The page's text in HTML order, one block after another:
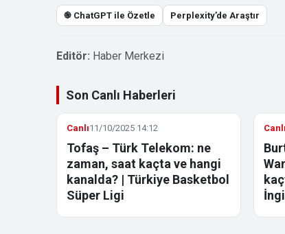
֎ ChatGPT ile Özetle Perplexity’de Araştır
Editör: Haber Merkezi
Son Canlı Haberleri
Canlı11/10/2025 14:12
Tofaş – Türk Telekom: ne
zaman, saat kaçta ve hangi
kanalda? | Türkiye Basketbol
Süper Ligi
Canlı